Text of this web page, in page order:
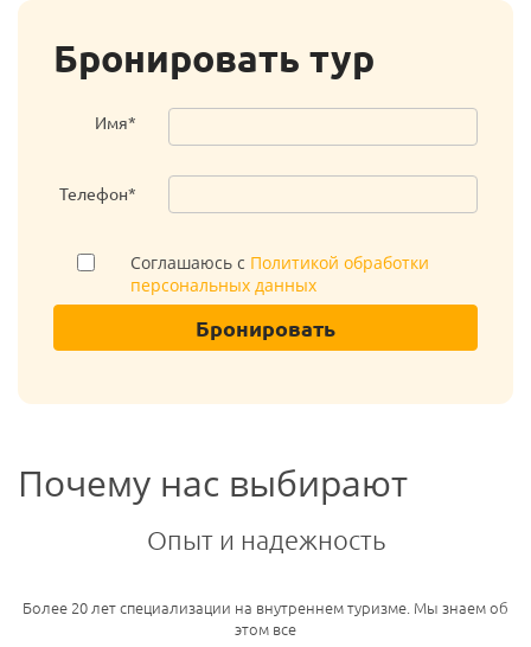
Бронировать тур
Имя*
Телефон*
Соглашаюсь с Политикой обработки
персональных данных
Бронировать
Почему нас выбирают
Опыт и надежность
Более 20 лет специализации на внутреннем туризме. Мы знаем об
этом все